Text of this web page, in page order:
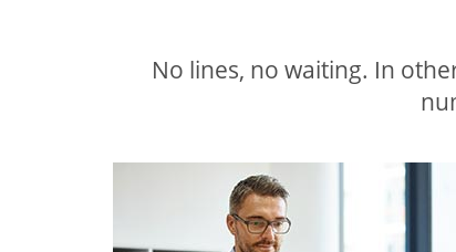
No lines, no waiting. In